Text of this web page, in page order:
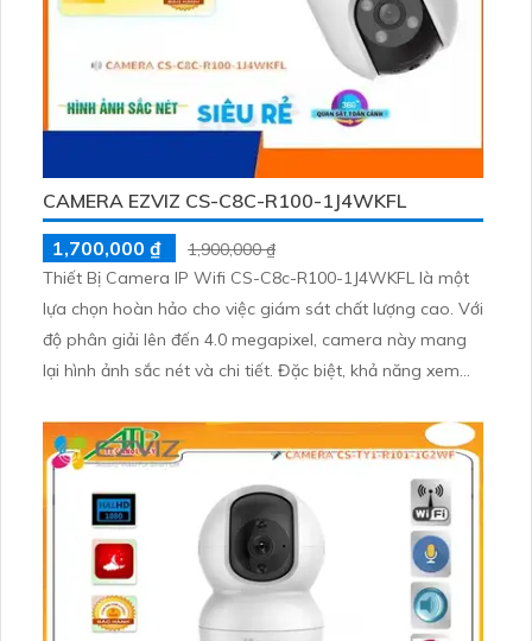
CAMERA EZVIZ CS-C8C-R100-1J4WKFL
1,700,000 ₫
1,900,000 ₫
Thiết Bị Camera IP Wifi CS-C8c-R100-1J4WKFL là một
lựa chọn hoàn hảo cho việc giám sát chất lượng cao. Với
độ phân giải lên đến 4.0 megapixel, camera này mang
lại hình ảnh sắc nét và chi tiết. Đặc biệt, khả năng xem
mọi nơi